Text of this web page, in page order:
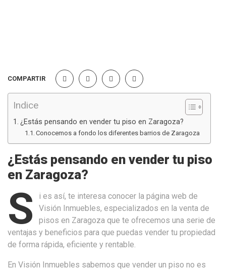
COMPARTIR
Indice
¿Estás pensando en vender tu piso en Zaragoza?
Conocemos a fondo los diferentes barrios de Zaragoza
¿Estás pensando en vender tu piso
en Zaragoza?
S
i es así, te interesa conocer la página web de
Visión Inmuebles, especializados en la venta de
pisos en Zaragoza que te ofrecemos una serie de
ventajas y beneficios para que puedas vender tu propiedad
de forma rápida, eficiente y rentable.
En Visión Inmuebles sabemos que vender un piso no es